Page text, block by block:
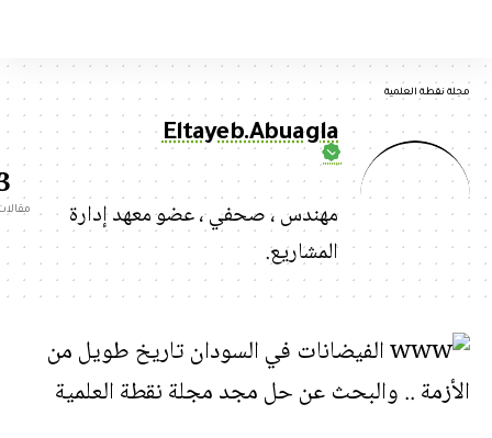
العلمية
Eltayeb.Abuagla
مهندس ، صحفي ، عضو معهد إدارة
المشاريع.
3
مقالات